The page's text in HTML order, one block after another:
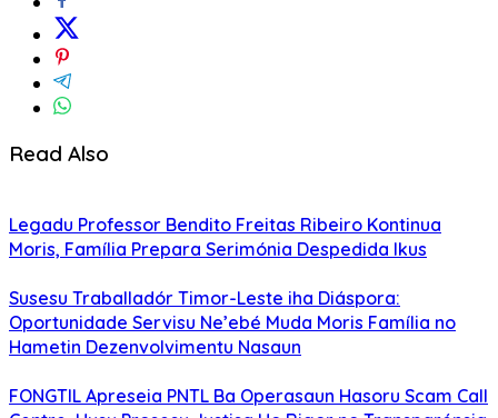
Read Also
Legadu Professor Bendito Freitas Ribeiro Kontinua
Moris, Família Prepara Serimónia Despedida Ikus
Susesu Traballadór Timor-Leste iha Diáspora:
Oportunidade Servisu Ne’ebé Muda Moris Família no
Hametin Dezenvolvimentu Nasaun
FONGTIL Apreseia PNTL Ba Operasaun Hasoru Scam Call